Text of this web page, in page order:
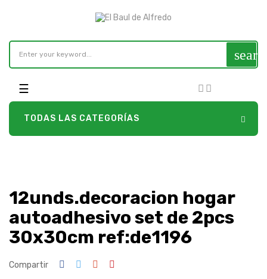
TODAS LAS CATEGORÍAS
Navegación
de
palanca
☰
12unds.decoracion hogar
autoadhesivo set de 2pcs
30x30cm ref:de1196
Compartir